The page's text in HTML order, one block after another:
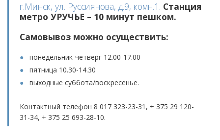
г.Минск, ул. Руссиянова, д.9, комн.1. Станция
метро УРУЧЬЕ – 10 минут пешком.
Самовывоз можно осуществить:
понедельник-четверг 12.00-17.00
пятница 10.30-14.30
выходные суббота/воскресенье.
Контактный телефон 8 017 323-23-31, + 375 29 120-
31-34, + 375 25 693-28-10.